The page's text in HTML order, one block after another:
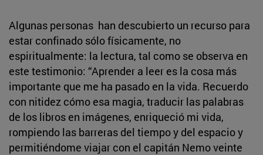
Algunas personas han descubierto un recurso para
estar confinado sólo físicamente, no
espiritualmente: la lectura, tal como se observa en
este testimonio: “Aprender a leer es la cosa más
importante que me ha pasado en la vida. Recuerdo
con nitidez cómo esa magia, traducir las palabras
de los libros en imágenes, enriqueció mi vida,
rompiendo las barreras del tiempo y del espacio y
permitiéndome viajar con el capitán Nemo veinte